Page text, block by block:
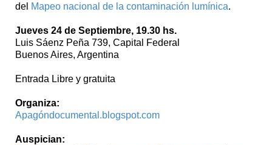
del Mapeo nacional de la contaminación lumínica.
Jueves 24 de Septiembre, 19.30 hs.
Luis Sáenz Peña 739, Capital Federal
Buenos Aires, Argentina
Entrada Libre y gratuita
Organiza:
Apagóndocumental.blogspot.com
Auspician: